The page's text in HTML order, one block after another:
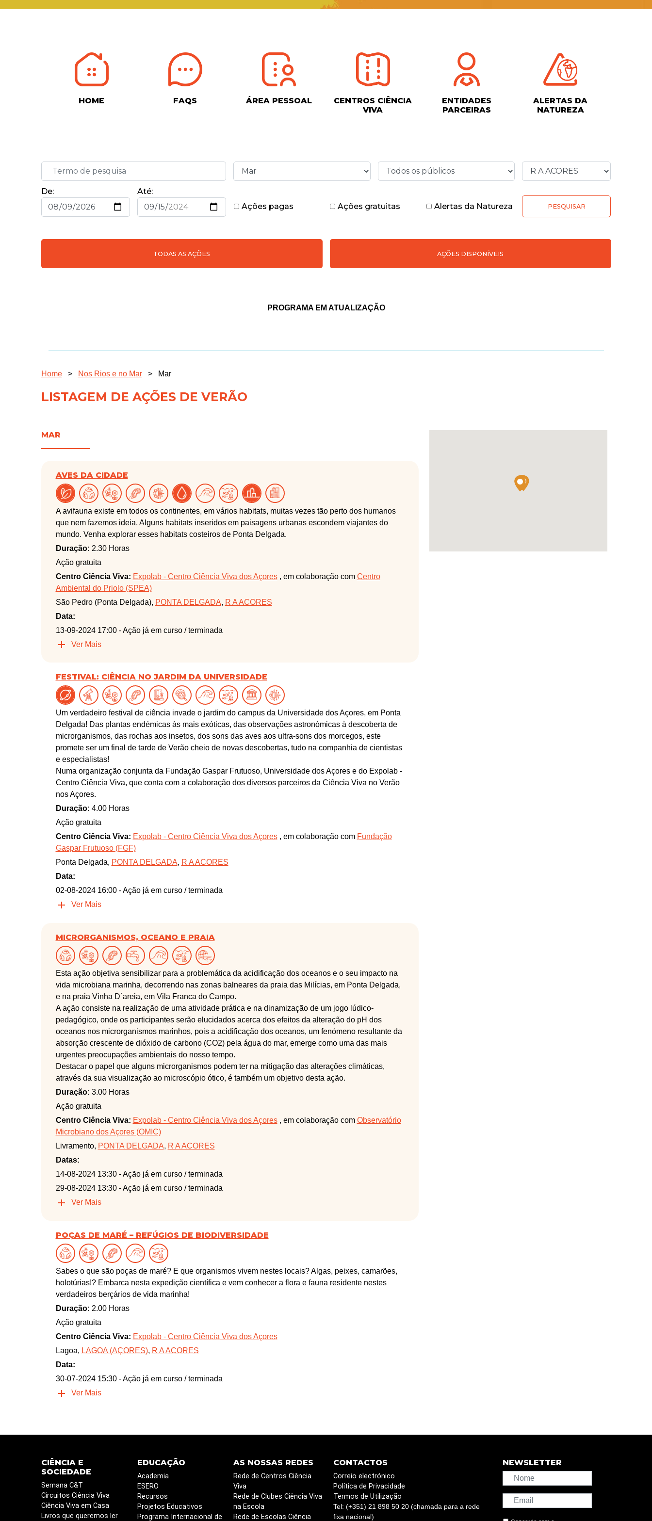
HOME FAQS ÁREA PESSOAL
CENTROS CIÊNCIA
VIVA
ENTIDADES
PARCEIRAS
ALERTAS DA
NATUREZA
De:
Até:
Ações pagas
Ações gratuitas Alertas da Natureza PESQUISAR
TODAS AS AÇÕES AÇÕES DISPONÍVEIS
PROGRAMA EM ATUALIZAÇÃO
Home > Nos Rios e no Mar > Mar
LISTAGEM DE AÇÕES DE VERÃO
MAR
AVES DA CIDADE
A avifauna existe em todos os continentes, em vários habitats, muitas vezes tão perto dos humanos
que nem fazemos ideia. Alguns habitats inseridos em paisagens urbanas escondem viajantes do
mundo. Venha explorar esses habitats costeiros de Ponta Delgada.
Duração: 2.30 Horas
Ação gratuita
Centro Ciência Viva: Expolab - Centro Ciência Viva dos Açores, em colaboração com Centro
Ambiental do Priolo (SPEA)
São Pedro (Ponta Delgada), PONTA DELGADA, R A ACORES
Data:
13-09-2024 17:00 - Ação já em curso / terminada
Ver Mais
FESTIVAL: CIÊNCIA NO JARDIM DA UNIVERSIDADE
Um verdadeiro festival de ciência invade o jardim do campus da Universidade dos Açores, em Ponta
Delgada! Das plantas endémicas às mais exóticas, das observações astronómicas à descoberta de
microrganismos, das rochas aos insetos, dos sons das aves aos ultra-sons dos morcegos, este
promete ser um final de tarde de Verão cheio de novas descobertas, tudo na companhia de cientistas
e especialistas!
Numa organização conjunta da Fundação Gaspar Frutuoso, Universidade dos Açores e do Expolab -
Centro Ciência Viva, que conta com a colaboração dos diversos parceiros da Ciência Viva no Verão
nos Açores.
Duração: 4.00 Horas
Ação gratuita
Centro Ciência Viva: Expolab - Centro Ciência Viva dos Açores, em colaboração com Fundação
Gaspar Frutuoso (FGF)
Ponta Delgada, PONTA DELGADA, R A ACORES
Data:
02-08-2024 16:00 - Ação já em curso / terminada
Ver Mais
MICRORGANISMOS, OCEANO E PRAIA
Esta ação objetiva sensibilizar para a problemática da acidificação dos oceanos e o seu impacto na
vida microbiana marinha, decorrendo nas zonas balneares da praia das Milícias, em Ponta Delgada,
e na praia Vinha D´areia, em Vila Franca do Campo.
A ação consiste na realização de uma atividade prática e na dinamização de um jogo lúdico-
pedagógico, onde os participantes serão elucidados acerca dos efeitos da alteração do pH dos
oceanos nos microrganismos marinhos, pois a acidificação dos oceanos, um fenómeno resultante da
absorção crescente de dióxido de carbono (CO2) pela água do mar, emerge como uma das mais
urgentes preocupações ambientais do nosso tempo.
Destacar o papel que alguns microrganismos podem ter na mitigação das alterações climáticas,
através da sua visualização ao microscópio ótico, é também um objetivo desta ação.
Duração: 3.00 Horas
Ação gratuita
Centro Ciência Viva: Expolab - Centro Ciência Viva dos Açores, em colaboração com Observatório
Microbiano dos Açores (OMIC)
Livramento, PONTA DELGADA, R A ACORES
Datas:
14-08-2024 13:30 - Ação já em curso / terminada
29-08-2024 13:30 - Ação já em curso / terminada
Ver Mais
POÇAS DE MARÉ – REFÚGIOS DE BIODIVERSIDADE
Sabes o que são poças de maré? E que organismos vivem nestes locais? Algas, peixes, camarões,
holotúrias!? Embarca nesta expedição científica e vem conhecer a flora e fauna residente nestes
verdadeiros berçários de vida marinha!
Duração: 2.00 Horas
Ação gratuita
Centro Ciência Viva: Expolab - Centro Ciência Viva dos Açores
Lagoa, LAGOA (AÇORES), R A ACORES
Data:
30-07-2024 15:30 - Ação já em curso / terminada
Ver Mais
CIÊNCIA E
SOCIEDADE
Semana C&T
Circuitos Ciência Viva
Ciência Viva em Casa
Livros que queremos ler
EDUCAÇÃO
Academia
ESERO
Recursos
Projetos Educativos
Programa Internacional de
AS NOSSAS REDES
Rede de Centros Ciência
Viva
Rede de Clubes Ciência Viva
na Escola
Rede de Escolas Ciência
CONTACTOS
Correio electrónico
Política de Privacidade
Termos de Utilização
Tel: (+351) 21 898 50 20 (chamada para a rede
fixa nacional)
NEWSLETTER